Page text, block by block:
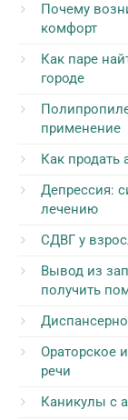
Почему
комфорт
Как паре
городе
применение
Как
Депрессия:
лечению
СДВГ у
Вывод из
получить
Ораторское
речи
Каникулы с